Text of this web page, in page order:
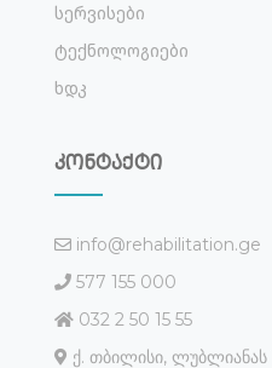
Სერვისები
Ტექნოლოგიები
Ხდკ
კონტაქტი
info@rehabilitation.ge
577 155 000
032 2 50 15 55
ქ. თბილისი, ლუბლიანას